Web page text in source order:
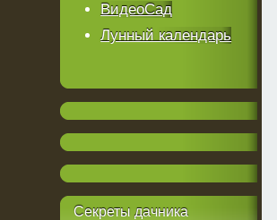
ВидеоСад
Лунный календарь
Секреты дачника